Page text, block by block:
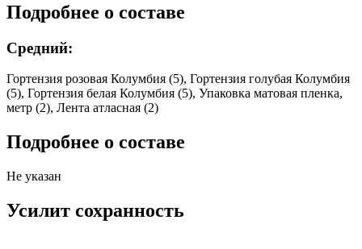
Подробнее о составе
Средний:
Гортензия розовая Колумбия (5), Гортензия голубая Колумбия
(5), Гортензия белая Колумбия (5), Упаковка матовая пленка,
метр (2), Лента атласная (2)
Подробнее о составе
Не указан
Усилит сохранность